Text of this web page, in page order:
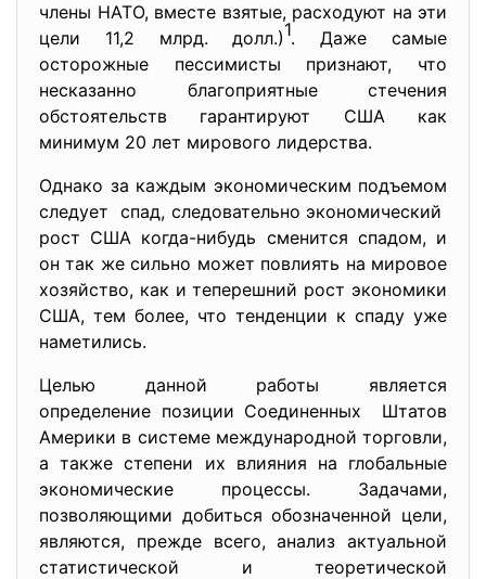
члены НАТО, вместе взятые, расходуют на эти
цели 11,2 млрд. долл.)1. Даже самые
осторожные пессимисты признают, что
несказанно благоприятные стечения
обстоятельств гарантируют США как
минимум 20 лет мирового лидерства.
Однако за каждым экономическим подъемом
следует спад, следовательно экономический
рост США когда-нибудь сменится спадом, и
он так же сильно может повлиять на мировое
хозяйство, как и теперешний рост экономики
США, тем более, что тенденции к спаду уже
наметились.
Целью данной работы является
определение позиции Соединенных Штатов
Америки в системе международной торговли,
а также степени их влияния на глобальные
экономические процессы. Задачами,
позволяющими добиться обозначенной цели,
являются, прежде всего, анализ актуальной
статистической и теоретической